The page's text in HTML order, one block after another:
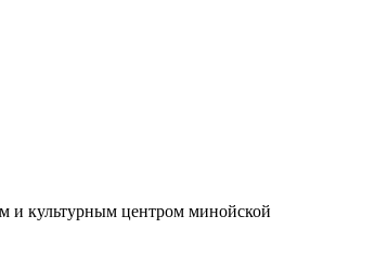
и культурным центром минойской